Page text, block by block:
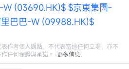
W (03690.HK)$ $京東集團-
巴巴-W (09988.HK)$
作者個人觀點，不代表富途任何立場，亦不
任何保證與承諾。
更多信息